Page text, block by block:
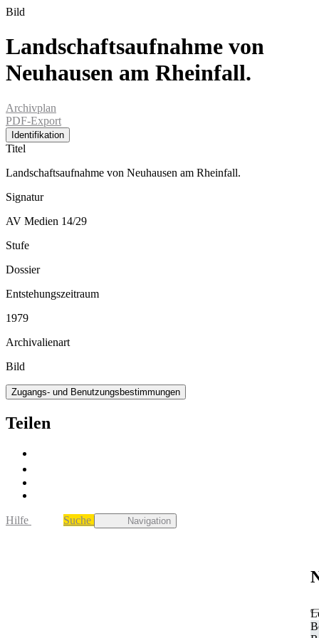
Bild
Landschaftsaufnahme von
Neuhausen am Rheinfall.
Archivplan
PDF-Export
Identifikation
Titel
Landschaftsaufnahme von Neuhausen am Rheinfall.
Signatur
AV Medien 14/29
Stufe
Dossier
Entstehungszeitraum
1979
Archivalienart
Bild
Zugangs- und Benutzungsbestimmungen
Teilen
Hilfe Suche Navigation